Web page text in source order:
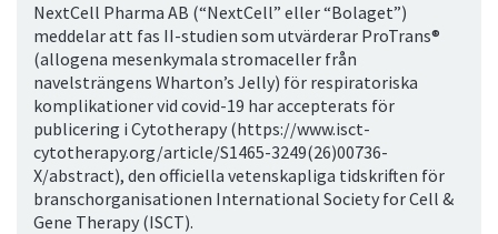
NextCell Pharma AB (“NextCell” eller “Bolaget”)
meddelar att fas II-studien som utvärderar ProTrans®
(allogena mesenkymala stromaceller från
navelsträngens Wharton’s Jelly) för respiratoriska
komplikationer vid covid-19 har accepterats för
publicering i Cytotherapy (https://www.isct-
cytotherapy.org/article/S1465-3249(26)00736-
X/abstract), den officiella vetenskapliga tidskriften för
branschorganisationen International Society for Cell &
Gene Therapy (ISCT).